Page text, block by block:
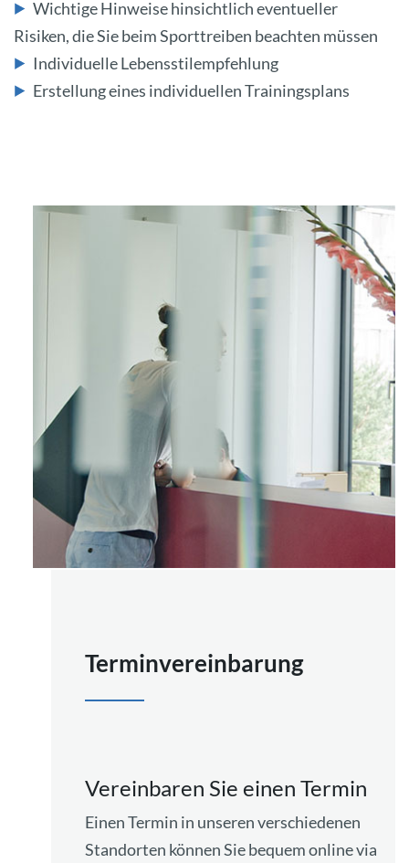
Wichtige Hinweise hinsichtlich eventueller
Risiken, die Sie beim Sporttreiben beachten müssen
Individuelle Lebensstilempfehlung
Erstellung eines individuellen Trainingsplans
Terminvereinbarung
Vereinbaren Sie einen Termin
Einen Termin in unseren verschiedenen
Standorten können Sie bequem online via